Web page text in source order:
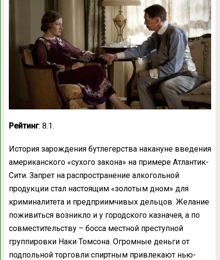
Рейтинг: 8.1.
История зарождения бутлегерства накануне введения
американского «сухого закона» на примере Атлантик-
Сити. Запрет на распространение алкогольной
продукции стал настоящим «золотым дном» для
криминалитета и предприимчивых дельцов. Желание
поживиться возникло и у городского казначея, а по
совместительству – босса местной преступной
группировки Наки Томсона. Огромные деньги от
подпольной торговли спиртным привлекают нью-